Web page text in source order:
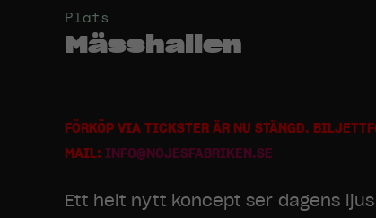
Plats
Mässhallen
FÖRKÖP VIA TICKSTER ÄR NU STÄNGD.
MAIL: INFO@NOJESFABRIKEN.SE
Ett helt nytt koncept ser dagens